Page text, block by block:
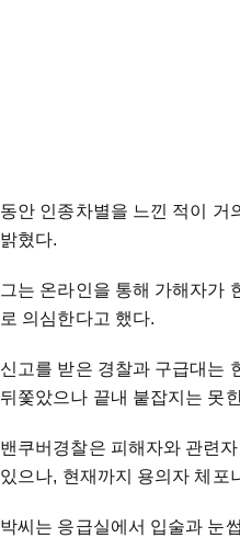
동안 인종차별을 느낀 적이 거
밝혔다.
그는 온라인을 통해 가해자가
로 의심한다고 했다.
신고를 받은 경찰과 구급대는
뒤쫓았으나 끝내 붙잡지는 못
밴쿠버경찰은 피해자와 관련
있으나, 현재까지 용의자 체포
박씨는 응급실에서 입술과 눈